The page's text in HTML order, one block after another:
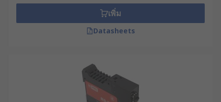
เจาะลึกประเภทของเน็ตเวิร์ก
สวิตซ์เพื่อการใช้งานที่ตรงจุด
ที่หลากหลาย การเลือกเน็ตเวิร์กสวิตซ์ที่ตรงกับหมวด
หมู่จึงเป็นหัวใจสำคัญของการออกแบบเครือข่าย
เพิ่ม
Datasheets